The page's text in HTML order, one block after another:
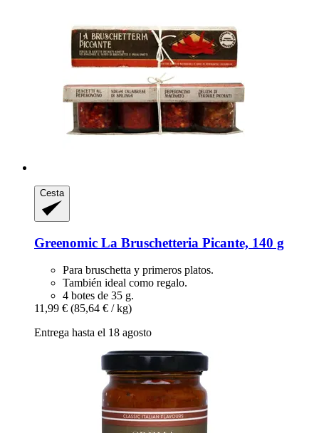
Cesta
Greenomic La Bruschetteria Picante, 140 g
Para bruschetta y primeros platos.
También ideal como regalo.
4 botes de 35 g.
11,99 € (85,64 € / kg)
Entrega hasta el 18 agosto